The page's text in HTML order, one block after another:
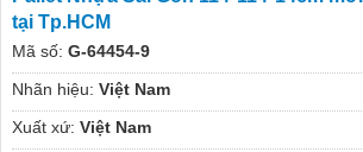
tại Tp.HCM
Mã số: G-64454-9
Nhãn hiệu: Việt Nam
Xuất xứ: Việt Nam